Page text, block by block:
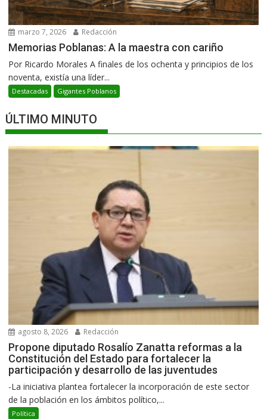
marzo 7, 2026 Redacción
Memorias Poblanas: A la maestra con cariño
Por Ricardo Morales A finales de los ochenta y principios de los
noventa, existía una líder...
Destacadas Gigantes Poblanos
ÚLTIMO MINUTO
agosto 8, 2026 Redacción
Propone diputado Rosalío Zanatta reformas a la
Constitución del Estado para fortalecer la
participación y desarrollo de las juventudes
-La iniciativa plantea fortalecer la incorporación de este sector
de la población en los ámbitos político,...
Política